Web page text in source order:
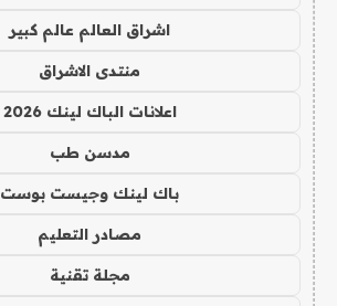
اشراق العالم عالم كبير
منتدى الاشراق
اعلانات الباك لينك 2026
مدسن طب
باك لينك وجيست بوست
مصادر التعليم
مجلة تقنية